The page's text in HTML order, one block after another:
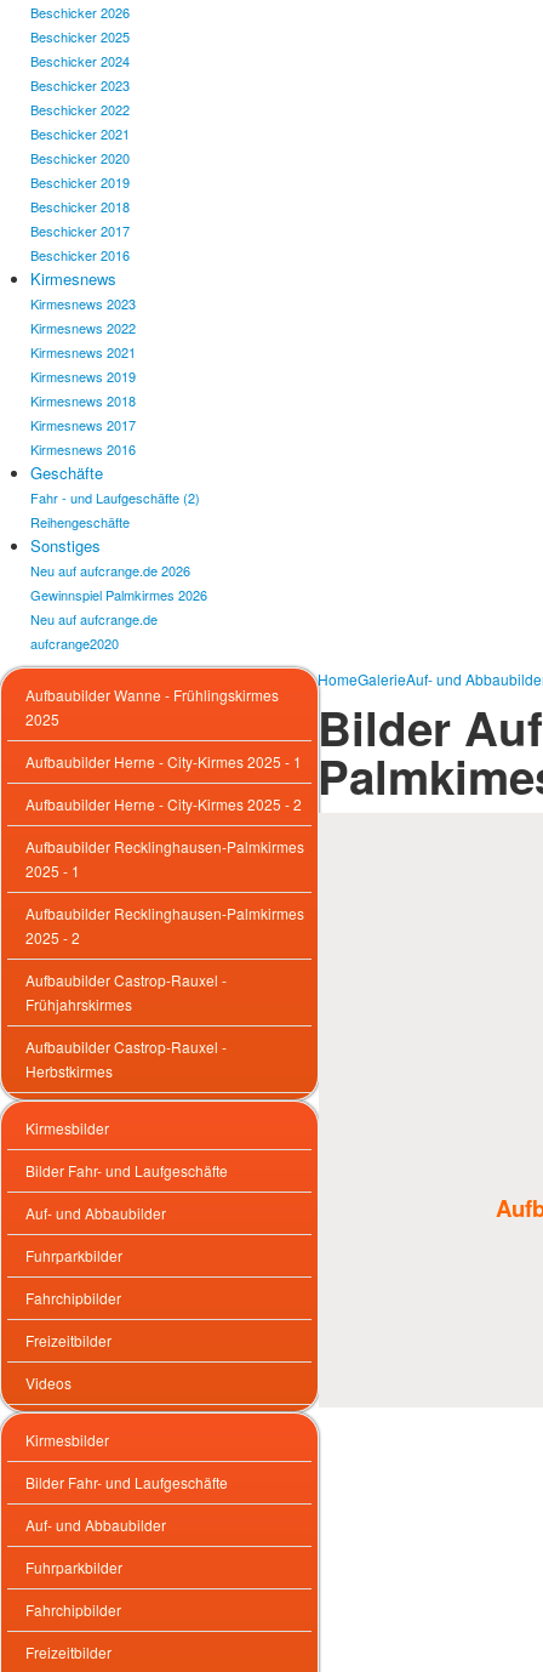
Beschicker 2026
Beschicker 2025
Beschicker 2024
Beschicker 2023
Beschicker 2022
Beschicker 2021
Beschicker 2020
Beschicker 2019
Beschicker 2018
Beschicker 2017
Beschicker 2016
Kirmesnews
Kirmesnews 2023
Kirmesnews 2022
Kirmesnews 2021
Kirmesnews 2019
Kirmesnews 2018
Kirmesnews 2017
Kirmesnews 2016
Geschäfte
Fahr - und Laufgeschäfte (2)
Reihengeschäfte
Sonstiges
Neu auf aufcrange.de 2026
Gewinnspiel Palmkirmes 2026
Neu auf aufcrange.de
aufcrange2020
HomeGalerieAuf- und
Bilder
Aufbaubilder Wanne - Frühlingskirmes
2025
Aufbaubilder Herne - City-Kirmes 2025 - 1
Aufbaubilder Herne - City-Kirmes 2025 - 2
Aufbaubilder Recklinghausen-Palmkirmes
2025 - 1
Aufbaubilder Recklinghausen-Palmkirmes
2025 - 2
Aufbaubilder Castrop-Rauxel -
Frühjahrskirmes
Aufbaubilder Castrop-Rauxel -
Herbstkirmes
Kirmesbilder
Bilder Fahr- und Laufgeschäfte
Auf- und Abbaubilder
Fuhrparkbilder
Fahrchipbilder
Freizeitbilder
Videos
Kirmesbilder
Bilder Fahr- und Laufgeschäfte
Auf- und Abbaubilder
Fuhrparkbilder
Fahrchipbilder
Freizeitbilder